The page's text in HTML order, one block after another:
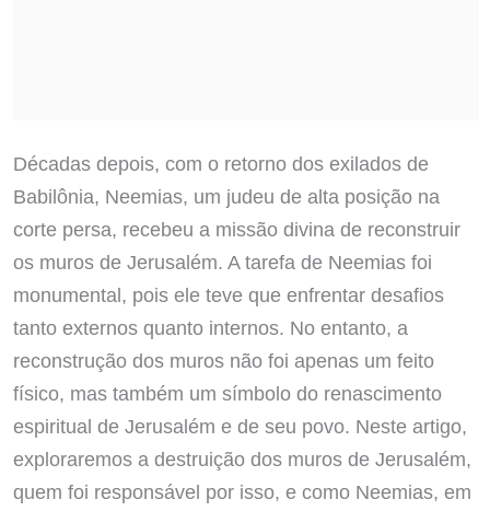
Décadas depois, com o retorno dos exilados de
Babilônia, Neemias, um judeu de alta posição na
corte persa, recebeu a missão divina de reconstruir
os muros de Jerusalém. A tarefa de Neemias foi
monumental, pois ele teve que enfrentar desafios
tanto externos quanto internos. No entanto, a
reconstrução dos muros não foi apenas um feito
físico, mas também um símbolo do renascimento
espiritual de Jerusalém e de seu povo. Neste artigo,
exploraremos a destruição dos muros de Jerusalém,
quem foi responsável por isso, e como Neemias, em